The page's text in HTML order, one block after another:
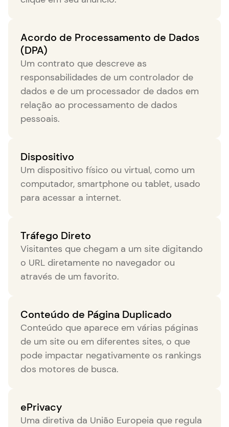
Acordo de Processamento de Dados
(DPA)
Um contrato que descreve as
responsabilidades de um controlador de
dados e de um processador de dados em
relação ao processamento de dados
pessoais.
Dispositivo
Um dispositivo físico ou virtual, como um
computador, smartphone ou tablet, usado
para acessar a internet.
Tráfego Direto
Visitantes que chegam a um site digitando
o URL diretamente no navegador ou
através de um favorito.
Conteúdo de Página Duplicado
Conteúdo que aparece em várias páginas
de um site ou em diferentes sites, o que
pode impactar negativamente os rankings
dos motores de busca.
ePrivacy
Uma diretiva da União Europeia que regula